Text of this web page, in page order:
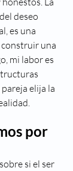
deseo
es una
una
mi labor es
elija la
por
si el ser